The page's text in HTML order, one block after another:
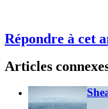
Répondre à cet
Articles